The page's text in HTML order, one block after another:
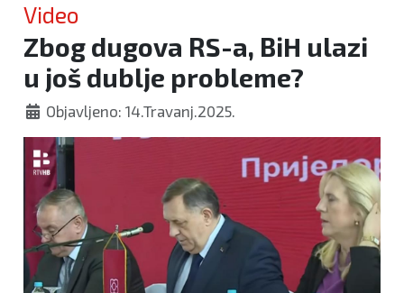
Zanimljivosti
Video
Zbog dugova RS-a, BiH ulazi
u još dublje probleme?
Objavljeno: 14.Travanj.2025.